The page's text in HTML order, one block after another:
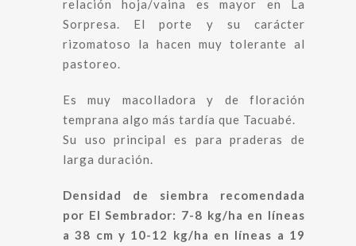
relación hoja/vaina es mayor en La
Sorpresa. El porte y su carácter
rizomatoso la hacen muy tolerante al
pastoreo.
Es muy macolladora y de floración
temprana algo más tardía que Tacuabé.
Su uso principal es para praderas de
larga duración.
Densidad de siembra recomendada
por El Sembrador: 7-8 kg/ha en líneas
a 38 cm y 10-12 kg/ha en líneas a 19